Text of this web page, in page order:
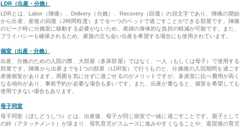
LDR（出産・分娩）
LDRとは、Labor（陣痛）、Delivery（分娩）、Recovery（回復）の頭文字であり、陣痛の開始
から出産、産後の回復（2時間程度）までを一つのベッドで過ごすことができる部屋です。陣痛
のピーク時に分娩室に移動する必要がないため、産婦の身体的な負担の軽減が可能です。また、
プライバシーも確保されるため、家族の立ち会い出産を希望する場合にも使用されています。
個室（出産・分娩）
出産、分娩のための入院の際、大部屋（多床部屋）ではなく、一人（もしくは母子）で使用する
部屋です。陣痛から出産までを1つの部屋（LDR室）で行うものと、分娩後の入院期間を過ごす
産後個室があります。周囲を気にせずに過ごせるのがメリットですが、多床室に比べ費用が高く
なる傾向があり、事前予約が必要な場合も多いです。また、出産が重なると、個室を希望しても
使用できない場合もあります。
母子同室
母子同室（ぼしどうしつ）とは、出産後、母子が同じ病室で一緒に過ごすことです。親子として
の絆（アタッチメント）が深まり、母乳育児がスムーズに進みやすくなることや、退院後の育児